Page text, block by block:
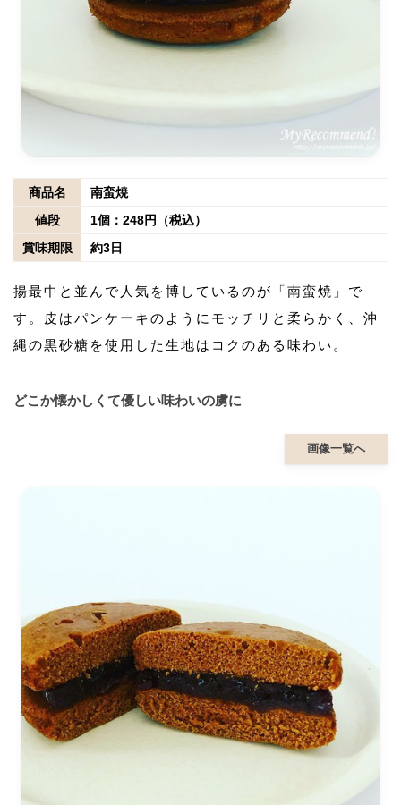
商品名
南蛮焼
値段
1個：248円（税込）
賞味期限
約3日
揚最中と並んで人気を博しているのが「南蛮焼」で
す。皮はパンケーキのようにモッチリと柔らかく、沖
縄の黒砂糖を使用した生地はコクのある味わい。
どこか懐かしくて優しい味わいの虜に
画像一覧へ